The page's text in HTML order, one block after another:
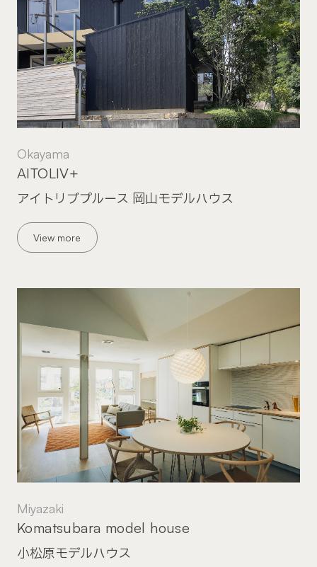
Okayama
アイトリブプルース 岡山モデルハウス
AITOLIV+
View more
Miyazaki
小松原モデルハウス
Komatsubara model house